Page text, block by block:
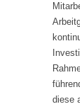
diese